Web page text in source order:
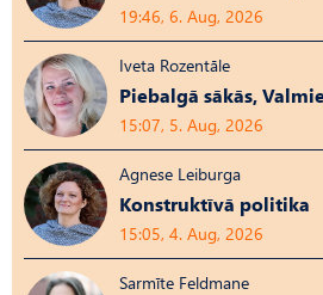
19:46, 6. Aug, 2026
Iveta Rozentāle
Piebalgā sākās,
15:07, 5. Aug, 2026
Agnese Leiburga
Konstruktīvā politika
15:05, 4. Aug, 2026
Sarmīte Feldmane